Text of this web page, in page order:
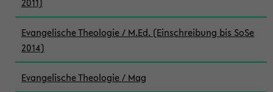
Evangelische Theologie / M.Ed. (Einschreibung bis SoSe
2014)
Evangelische Theologie / Mag